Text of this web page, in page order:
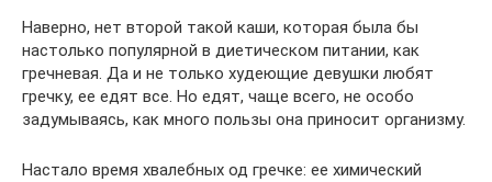
Наверно, нет второй такой каши, которая была бы
настолько популярной в диетическом питании, как
гречневая. Да и не только худеющие девушки любят
гречку, ее едят все. Но едят, чаще всего, не особо
задумываясь, как много пользы она приносит организму.
Настало время хвалебных од гречке: ее химический